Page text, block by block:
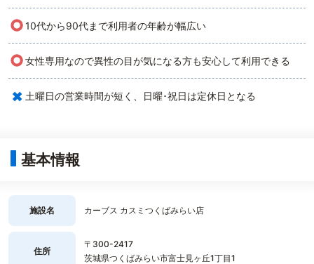
○10代から90代まで利用者の年齢が幅広い
○女性専用なので異性の目が気になる方も安心して利用できる
× 土曜日の営業時間が短く、日曜･祝日は定休日となる
基本情報
施設名 カーブス カスミつくばみらい店
住所
〒300-2417
茨城県つくばみらい市富士見ヶ丘1丁目1